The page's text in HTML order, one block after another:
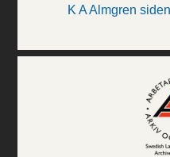
K A Almgren